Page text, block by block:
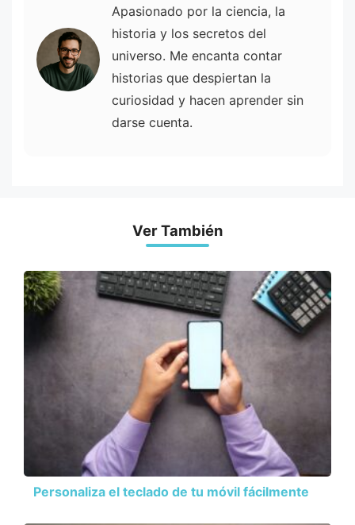
Apasionado por la ciencia, la
historia y los secretos del
universo. Me encanta contar
historias que despiertan la
curiosidad y hacen aprender sin
darse cuenta.
Ver También
Personaliza el teclado de tu móvil fácilmente